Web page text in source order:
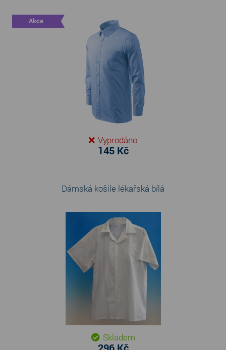
Akce
Vyprodáno
145 Kč
Dámská košile lékařská bílá
Skladem
296 Kč